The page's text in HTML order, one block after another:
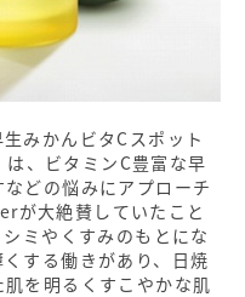
みかんビタCスポット
、ビタミンC豊富な早
どの悩みにアプローチ
が大絶賛していたこと
ミやくすみのもとにな
する働きがあり、日焼
を明るくすこやかな肌